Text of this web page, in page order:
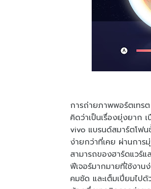
การถ่ายภาพพอร์ตเทร
คิดว่าเป็นเรื่องยุ่งยาก
vivo แบรนด์สมาร์ตโฟน
ง่ายกว่าที่เคย ผ่านการ
สามารถของฮาร์ดแวร์
ฟีเจอร์มากมายที่ใช้งาน
คมชัด และเต็มเปี่ยมไป